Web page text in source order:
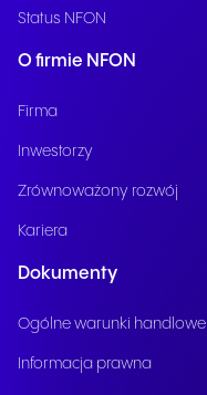
Status NFON
O firmie NFON
Firma
Inwestorzy
Zrównoważony rozwój
Kariera
Dokumenty
Ogólne warunki handlowe
Informacja prawna